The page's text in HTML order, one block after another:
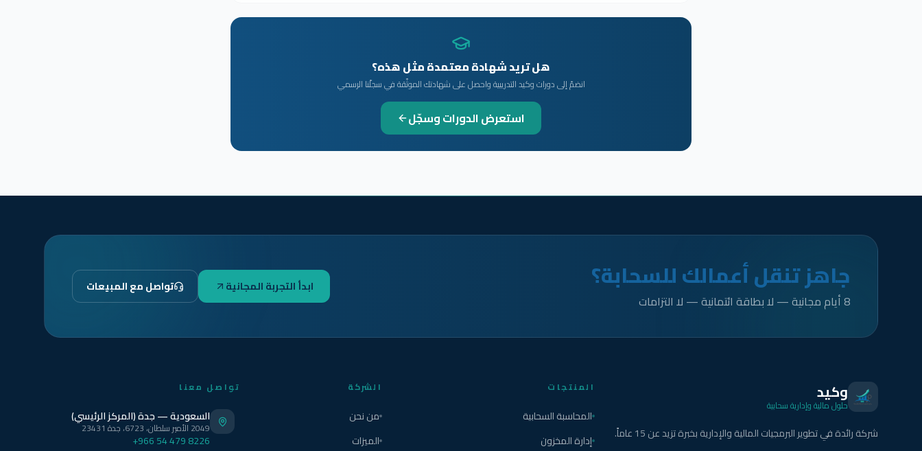
هل تريد شهادة معتمدة مثل هذه؟
انضمّ إلى دورات وكيد التدريبية واحصل على شهادتك الموثّقة في سجلّنا الرسمي
استعرض الدورات وسجّل
جاهز تنقل أعمالك للسحابة؟
8 أيام مجانية — لا بطاقة ائتمانية — لا التزامات
ابدأ التجربة المجانية تواصل مع المبيعات
وكيد
حلول مالية وإدارية سحابية
شركة رائدة في تطوير البرمجيات المالية والإدارية بخبرة تزيد عن 15 عاماً.
المنتجات
المحاسبة السحابية
إدارة المخزون
الشركة
من نحن
الميزات
تواصل معنا
السعودية — جدة (المركز الرئيسي)
2049 الأمير سلطان، 6723، جدة 23431
+966 54 479 8226